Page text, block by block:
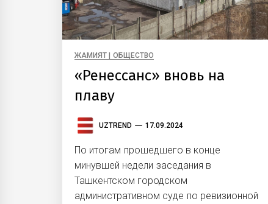
ЖАМИЯТ | ОБЩЕСТВО
«Ренессанс» вновь на
плаву
UZTREND 17.09.2024
По итогам прошедшего в конце
минувшей недели заседания в
Ташкентском городском
административном суде по ревизионной